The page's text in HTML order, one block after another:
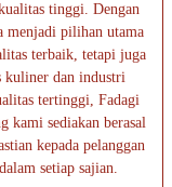
tinggi. Dengan
menjadi pilihan utama
terbaik, tetapi juga
kuliner dan industri
tertinggi, Fadagi
kami sediakan berasal
kepada pelanggan
setiap sajian.